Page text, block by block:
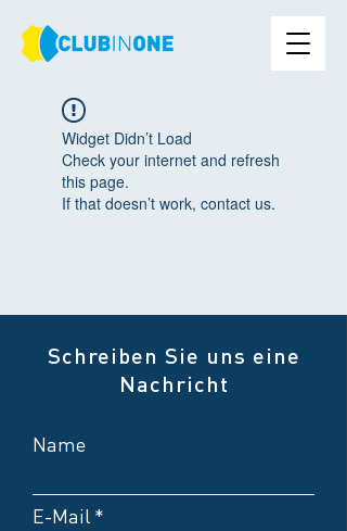
Widget Didn’t Load
Check your internet and refresh
this page.
If that doesn’t work, contact us.
Schreiben Sie uns eine
Nachricht
Name
E-Mail